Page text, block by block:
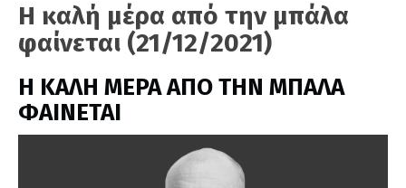
Η καλή μέρα από την μπάλα
φαίνεται (21/12/2021)
H ΚΑΛΗ ΜΕΡΑ ΑΠΟ ΤΗΝ ΜΠΑΛΑ
ΦΑΙΝΕΤΑΙ